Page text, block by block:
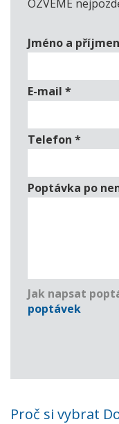
OZVEME
Jméno a
E-mail *
Telefon *
Poptávka po
Jak napsat
poptávek
Proč si vybrat